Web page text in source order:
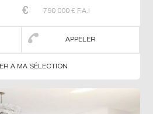
790 000 € F.A.I
APPELER
A MA SÉLECTION